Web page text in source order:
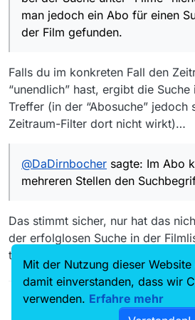
gefunden. Beispiel
gefunden. Ein Abo mit
Dieses Verhalten ist mir
bereits mit
aufgefallen. Wenn man es
kein Problem, ein Abo ist
wieder gelöscht. Ich
Ciao
Serienfreak
man jedoch ein Abo für einen
der Film gefunden.
Falls du im konkreten Fall den
“unendlich” hast, ergibt die
Treffer (in der “Abosuche” jedoch
Zeitraum-Filter dort nicht wirkt)…
@DaDirnbocher sagte: Im Abo
mehreren Stellen den
Das stimmt sicher, nur hat das
der erfolglosen Suche in der
tun…
Mit der Nutzung dieser
damit einverstanden, dass wir
verwenden. Erfahre mehr